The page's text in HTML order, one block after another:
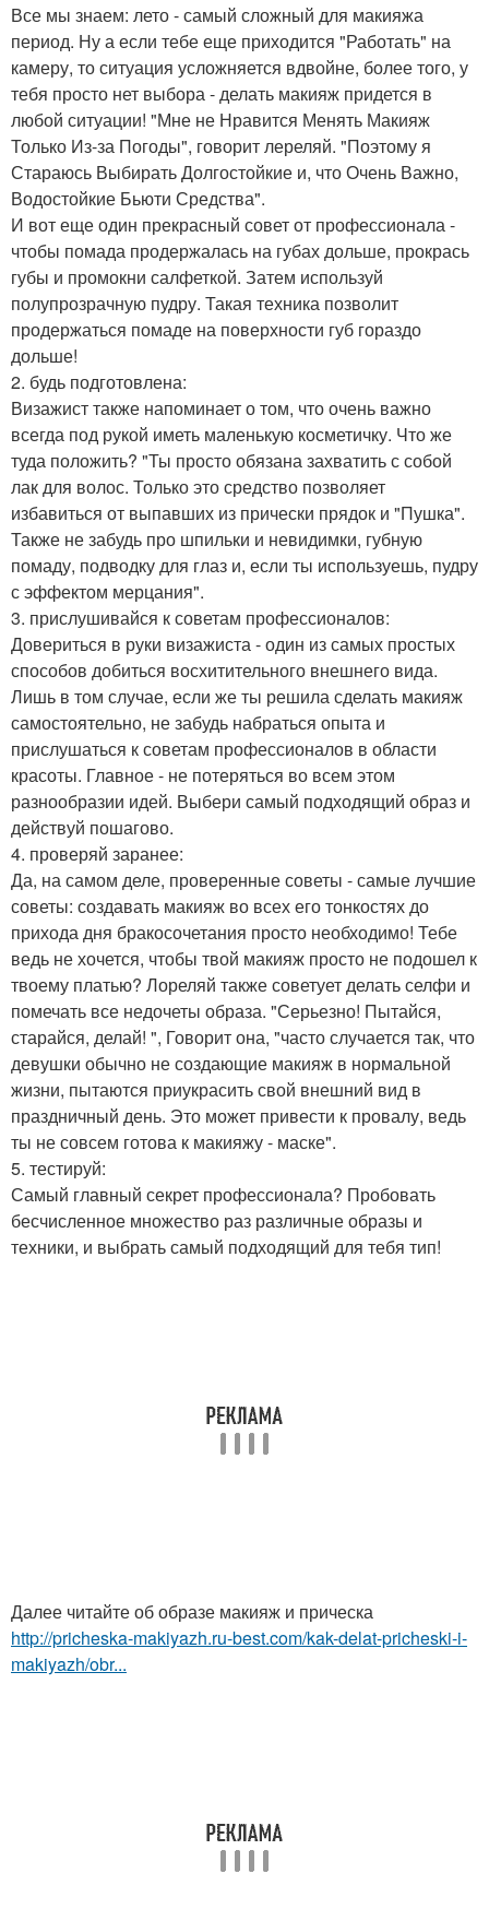
Все мы знаем: лето - самый сложный для макияжа
период. Ну а если тебе еще приходится "Работать" на
камеру, то ситуация усложняется вдвойне, более того, у
тебя просто нет выбора - делать макияж придется в
любой ситуации! "Мне не Нравится Менять Макияж
Только Из-за Погоды", говорит лереляй. "Поэтому я
Стараюсь Выбирать Долгостойкие и, что Очень Важно,
Водостойкие Бьюти Средства".
И вот еще один прекрасный совет от профессионала -
чтобы помада продержалась на губах дольше, прокрась
губы и промокни салфеткой. Затем используй
полупрозрачную пудру. Такая техника позволит
продержаться помаде на поверхности губ гораздо
дольше!
2. будь подготовлена:
Визажист также напоминает о том, что очень важно
всегда под рукой иметь маленькую косметичку. Что же
туда положить? "Ты просто обязана захватить с собой
лак для волос. Только это средство позволяет
избавиться от выпавших из прически прядок и "Пушка".
Также не забудь про шпильки и невидимки, губную
помаду, подводку для глаз и, если ты используешь, пудру
с эффектом мерцания".
3. прислушивайся к советам профессионалов:
Довериться в руки визажиста - один из самых простых
способов добиться восхитительного внешнего вида.
Лишь в том случае, если же ты решила сделать макияж
самостоятельно, не забудь набраться опыта и
прислушаться к советам профессионалов в области
красоты. Главное - не потеряться во всем этом
разнообразии идей. Выбери самый подходящий образ и
действуй пошагово.
4. проверяй заранее:
Да, на самом деле, проверенные советы - самые лучшие
советы: создавать макияж во всех его тонкостях до
прихода дня бракосочетания просто необходимо! Тебе
ведь не хочется, чтобы твой макияж просто не подошел к
твоему платью? Лореляй также советует делать селфи и
помечать все недочеты образа. "Серьезно! Пытайся,
старайся, делай! ", Говорит она, "часто случается так, что
девушки обычно не создающие макияж в нормальной
жизни, пытаются приукрасить свой внешний вид в
праздничный день. Это может привести к провалу, ведь
ты не совсем готова к макияжу - маске".
5. тестируй:
Самый главный секрет профессионала? Пробовать
бесчисленное множество раз различные образы и
техники, и выбрать самый подходящий для тебя тип!
Далее читайте об образе макияж и прическа
http://pricheska-makiyazh.ru-best.com/kak-delat-pricheski-i-
makiyazh/obr...